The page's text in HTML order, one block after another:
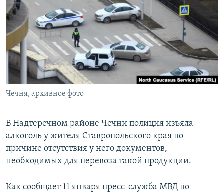
РАСПИСАНИЕ ВЕЩАНИЯ
ПОДПИШИТЕСЬ НА РАССЫЛКУ
СОЦИАЛЬНЫЕ СЕТИ
Все сайты РСЕ/РС
Чечня, архивное фото
В Надтеречном районе Чечни полиция изъяла
алкоголь у жителя Ставропольского края по
причине отсутствия у него документов,
необходимых для перевоза такой продукции.
Как сообщает 11 января пресс-служба МВД по